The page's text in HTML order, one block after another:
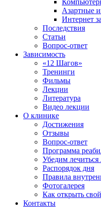
Азартные
Интернет
Последствия
Статьи
Вопрос-ответ
Зависимость
«12 Шагов»
Тренинги
Фильмы
Лекции
Литература
Видео лекции
О клинике
Достижения
Отзывы
Вопрос-ответ
Программа
Убедим
Распорядок дня
Правила
Фотогалерея
Как открыть
Контакты